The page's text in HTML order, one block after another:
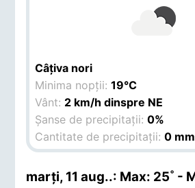
Câțiva nori
Minima nopții:19°C
Vânt: 2 km/h dinspre NE
Șanse de precipitații:0%
Cantitate de precipitații:0 mm
marți, 11 aug..: Max: 25˚ -